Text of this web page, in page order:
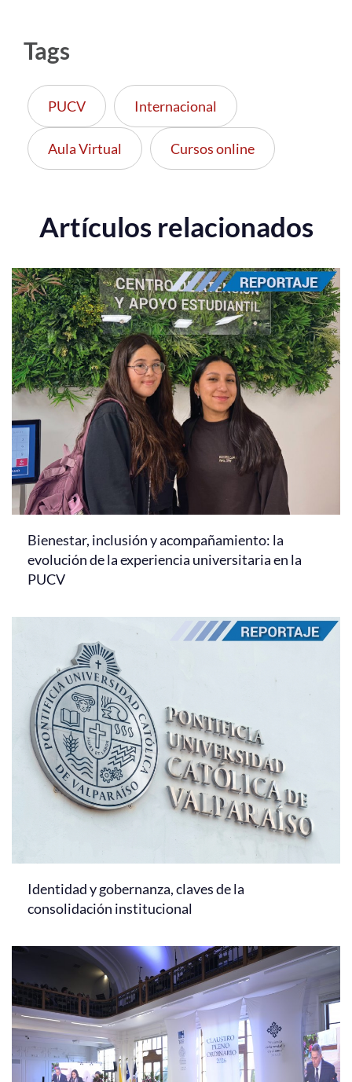
Tags
PUCV Internacional
Aula Virtual Cursos online
Artículos relacionados
Bienestar, inclusión y acompañamiento: la
evolución de la experiencia universitaria en la
PUCV
Identidad y gobernanza, claves de la
consolidación institucional